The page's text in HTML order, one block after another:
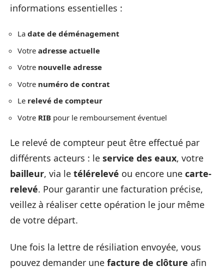
informations essentielles :
La date de déménagement
Votre adresse actuelle
Votre nouvelle adresse
Votre numéro de contrat
Le relevé de compteur
Votre RIB pour le remboursement éventuel
Le relevé de compteur peut être effectué par
différents acteurs : le service des eaux, votre
bailleur, via le télérelevé ou encore une carte-
relevé. Pour garantir une facturation précise,
veillez à réaliser cette opération le jour même
de votre départ.
Une fois la lettre de résiliation envoyée, vous
pouvez demander une facture de clôture afin